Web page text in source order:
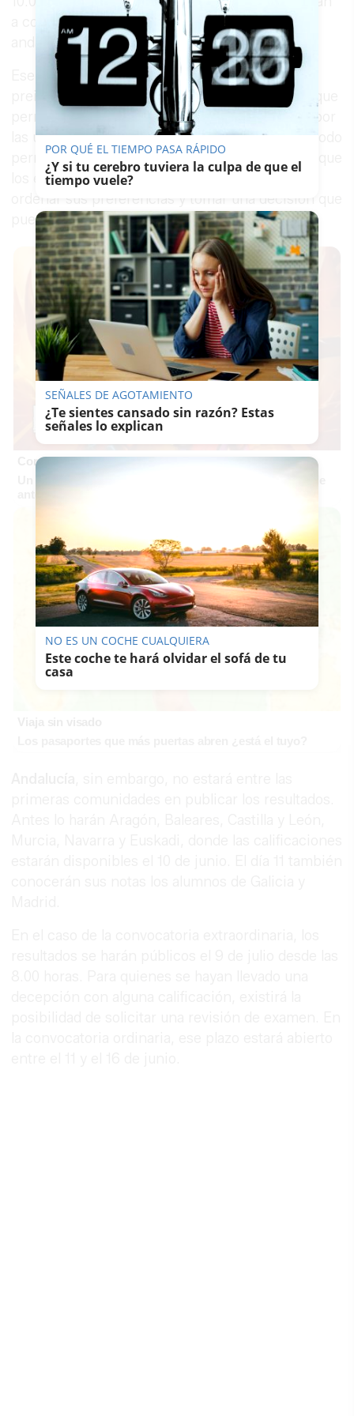
a conseguir plaza en las universidades públicas
andaluzas.
Ese mismo día se abrirá también el plazo de
preinscripción universitaria, el procedimiento que
permite solicitar plaza en los grados ofertados por
las universidades públicas de Andalucía. El periodo
permanecerá activo hasta el 22 de junio, por lo que
los estudiantes tendrán apenas unos días para
ordenar sus preferencias y tomar una decisión que
puede marcar su futuro laboral.
Corepunk MMORPG
POR QUÉ EL TIEMPO PASA RÁPIDO
¿Y si tu cerebro tuviera la culpa de que el
tiempo vuele?
SEÑALES DE AGOTAMIENTO
¿Te sientes cansado sin razón? Estas
señales lo explican
NO ES UN COCHE CUALQUIERA
Este coche te hará olvidar el sofá de tu
casa